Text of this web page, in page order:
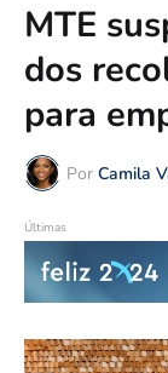
MTE
dos
para
Por Camila
Últimas